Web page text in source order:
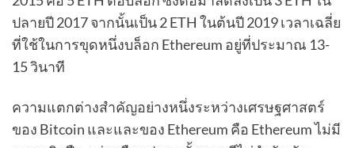
ปลายปี 2017 จากนั้นเป็น 2 ETH ในต้นปี 2019 เวลาเฉลี่ย
ที่ใช้ในการขุดหนึ่งบล็อก Ethereum อยู่ที่ประมาณ 13-
15 วินาที
ความแตกต่างสำคัญอย่างหนึ่งระหว่างเศรษฐศาสตร์
ของ Bitcoin และและของ Ethereum คือ Ethereum ไม่มี